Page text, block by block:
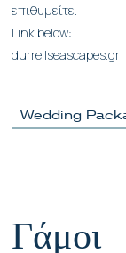
επιθυμείτε.
Link below:
durrellseascapes.gr
Wedding
Γάμοι